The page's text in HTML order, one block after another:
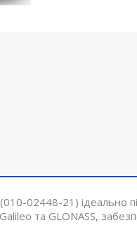
02448-21) ідеально
та GLONASS,